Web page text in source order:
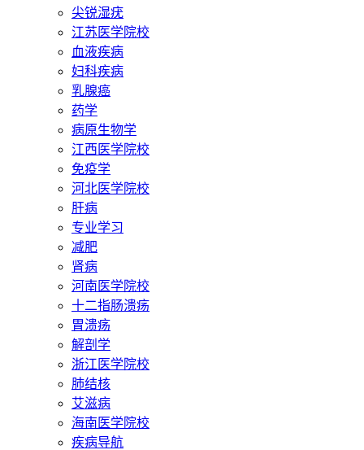
尖锐湿疣
江苏医学院校
血液疾病
妇科疾病
乳腺癌
药学
病原生物学
江西医学院校
免疫学
河北医学院校
肝病
专业学习
减肥
肾病
河南医学院校
十二指肠溃疡
胃溃疡
解剖学
浙江医学院校
肺结核
艾滋病
海南医学院校
疾病导航